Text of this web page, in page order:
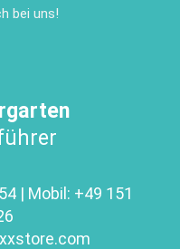
bei uns!
| Mobil: +49 151